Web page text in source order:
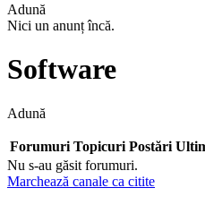
Adună
Nici un anunț încă.
Software
Adună
Forumuri Topicuri Postări
Nu s-au găsit forumuri.
Marchează canale ca citite